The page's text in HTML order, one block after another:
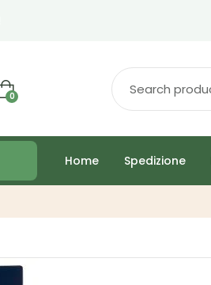
0
Home Spedizione